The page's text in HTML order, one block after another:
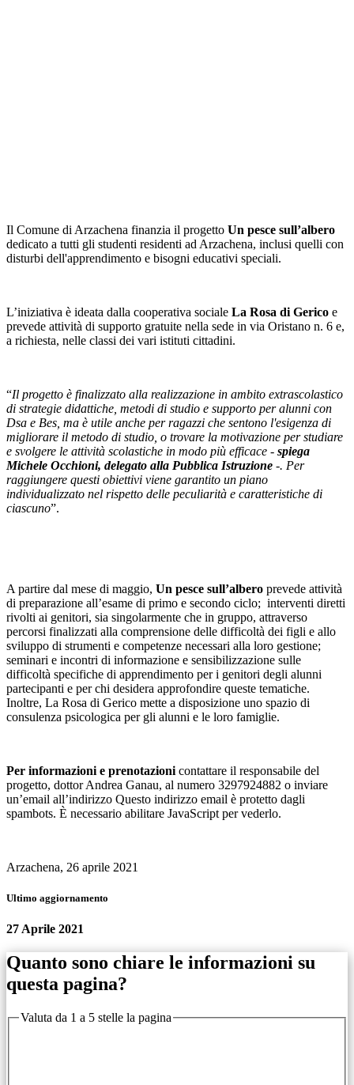
Il Comune di Arzachena finanzia il progetto Un pesce sull’albero
dedicato a tutti gli studenti residenti ad Arzachena, inclusi quelli con
disturbi dell'apprendimento e bisogni educativi speciali.
L’iniziativa è ideata dalla cooperativa sociale La Rosa di Gerico e
prevede attività di supporto gratuite nella sede in via Oristano n. 6 e,
a richiesta, nelle classi dei vari istituti cittadini.
“Il progetto è finalizzato alla realizzazione in ambito extrascolastico
di strategie didattiche, metodi di studio e supporto per alunni con
Dsa e Bes, ma è utile anche per ragazzi che sentono l'esigenza di
migliorare il metodo di studio, o trovare la motivazione per studiare
e svolgere le attività scolastiche in modo più efficace - spiega
Michele Occhioni, delegato alla Pubblica Istruzione -. Per
raggiungere questi obiettivi viene garantito un piano
individualizzato nel rispetto delle peculiarità e caratteristiche di
ciascuno”.
A partire dal mese di maggio, Un pesce sull’albero prevede attività
di preparazione all’esame di primo e secondo ciclo; interventi diretti
rivolti ai genitori, sia singolarmente che in gruppo, attraverso
percorsi finalizzati alla comprensione delle difficoltà dei figli e allo
sviluppo di strumenti e competenze necessari alla loro gestione;
seminari e incontri di informazione e sensibilizzazione sulle
difficoltà specifiche di apprendimento per i genitori degli alunni
partecipanti e per chi desidera approfondire queste tematiche.
Inoltre, La Rosa di Gerico mette a disposizione uno spazio di
consulenza psicologica per gli alunni e le loro famiglie.
Per informazioni e prenotazioni contattare il responsabile del
progetto, dottor Andrea Ganau, al numero 3297924882 o inviare
un’email all’indirizzo Questo indirizzo email è protetto dagli
spambots. È necessario abilitare JavaScript per vederlo.
Arzachena, 26 aprile 2021
Ultimo aggiornamento
27 Aprile 2021
Quanto sono chiare le informazioni su
questa pagina?
Valuta da 1 a 5 stelle la pagina